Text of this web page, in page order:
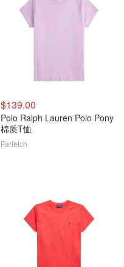
$139.00
Polo Ralph Lauren Polo Pony
棉质T恤
Farfetch